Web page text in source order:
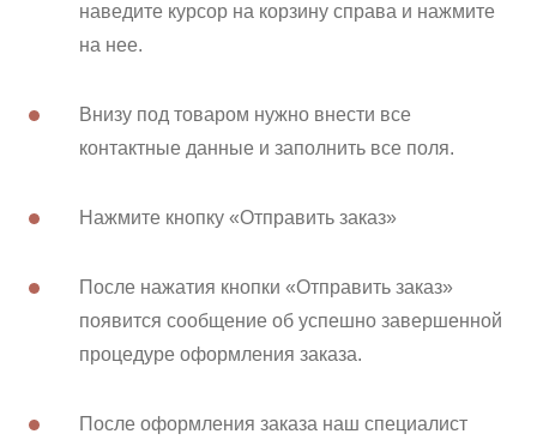
наведите курсор на корзину справа и нажмите
на нее.
Внизу под товаром нужно внести все
контактные данные и заполнить все поля.
Нажмите кнопку «Отправить заказ»
После нажатия кнопки «Отправить заказ»
появится сообщение об успешно завершенной
процедуре оформления заказа.
После оформления заказа наш специалист